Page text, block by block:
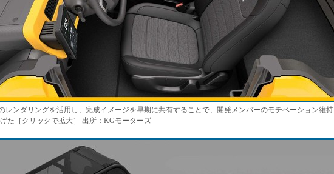
新型コロナへの対応
レンダリングを活用し、完成イメージを早期に共有することで、開発メンバーのモチベーション維持
た［クリックで拡大］ 出所：KGモーターズ